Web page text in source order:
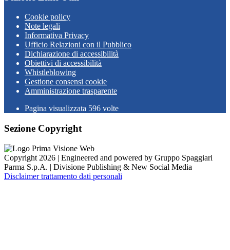
Cookie policy
Note legali
Informativa Privacy
Ufficio Relazioni con il Pubblico
Dichiarazione di accessibilità
Obiettivi di accessibilità
Whistleblowing
Gestione consensi cookie
Amministrazione trasparente
Pagina visualizzata 596 volte
Sezione Copyright
Copyright 2026 | Engineered and powered by Gruppo Spaggiari
Parma S.p.A. | Divisione Publishing & New Social Media
Disclaimer trattamento dati personali